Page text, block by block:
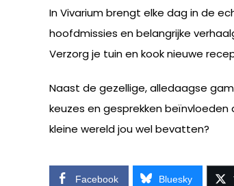
In Vivarium brengt elke dag in de
hoofdmissies en belangrijke
Verzorg je tuin en kook nieuwe
Naast de gezellige, alledaagse
keuzes en gesprekken
kleine wereld jou wel bevatten?
Facebook Bluesky